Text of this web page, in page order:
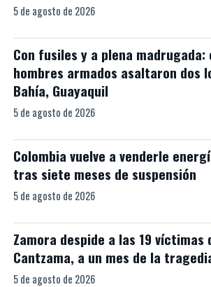
5 de agosto de 2026
Con fusiles y a plena
hombres armados asaltaron dos
Bahía, Guayaquil
5 de agosto de 2026
Colombia vuelve a venderle
tras siete meses de suspensión
5 de agosto de 2026
Zamora despide a las 19 víctimas
Cantzama, a un mes de la
5 de agosto de 2026